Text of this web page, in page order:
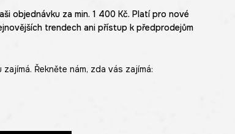
objednávku za min. 1 400 Kč. Platí pro nové
trendech ani přístup k předprodejům
Řekněte nám, zda vás zajímá: